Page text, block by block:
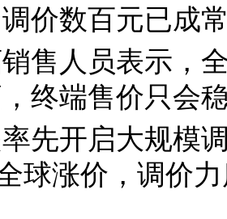
价数百元已成
售人员表示，
终端售价只会
先开启大规模
球涨价，调价